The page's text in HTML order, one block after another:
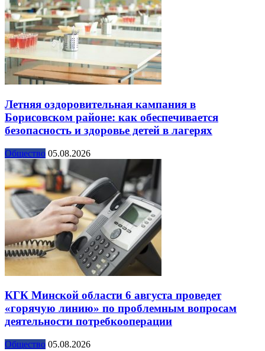
Летняя оздоровительная кампания в
Борисовском районе: как обеспечивается
безопасность и здоровье детей в лагерях
Общество 05.08.2026
КГК Минской области 6 августа проведет
«горячую линию» по проблемным вопросам
деятельности потребкооперации
Общество 05.08.2026